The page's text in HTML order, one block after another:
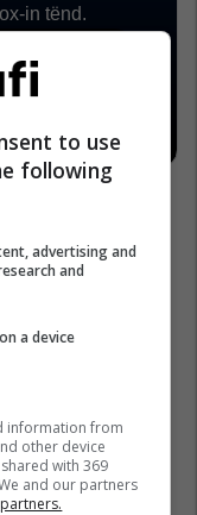
to use
following
advertising and
and
a device
information from
other device
with 369
and our partners